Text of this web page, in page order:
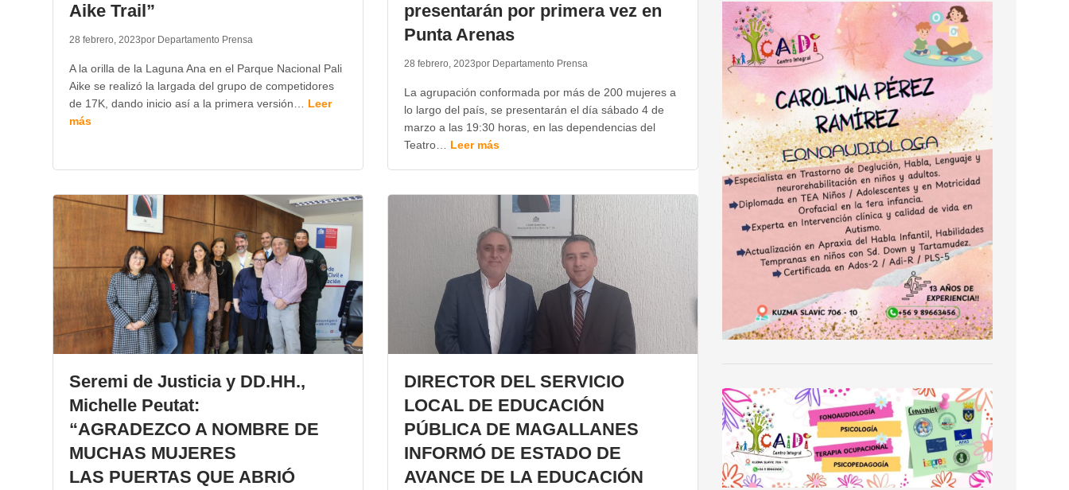
Aike Trail”
28 febrero, 2023por Departamento Prensa
A la orilla de la Laguna Ana en el Parque Nacional Pali
Aike se realizó la largada del grupo de competidores
de 17K, dando inicio así a la primera versión… Leer
más
presentarán por primera vez en
Punta Arenas
28 febrero, 2023por Departamento Prensa
La agrupación conformada por más de 200 mujeres a
lo largo del país, se presentarán el día sábado 4 de
marzo a las 19:30 horas, en las dependencias del
Teatro… Leer más
Seremi de Justicia y DD.HH.,
Michelle Peutat:
“AGRADEZCO A NOMBRE DE
MUCHAS MUJERES
LAS PUERTAS QUE ABRIÓ
DIRECTOR DEL SERVICIO
LOCAL DE EDUCACIÓN
PÚBLICA DE MAGALLANES
INFORMÓ DE ESTADO DE
AVANCE DE LA EDUCACIÓN